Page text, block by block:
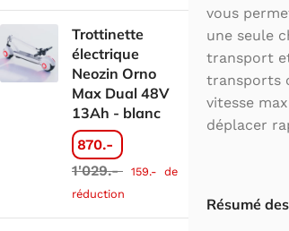
Trottinette
électrique
Neozin Orno
Max Dual 48V
13Ah - blanc
870.-
1'029.- 159.- de
réduction
vous
une seule
transport
transports
vitesse
déplacer
Résumé